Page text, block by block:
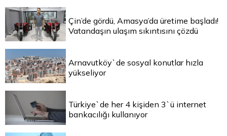
Çin’de gördü, Amasya’da üretime başladı!
Vatandaşın ulaşım sıkıntısını çözdü
Arnavutköy`de sosyal konutlar hızla
yükseliyor
Türkiye`de her 4 kişiden 3`ü internet
bankacılığı kullanıyor